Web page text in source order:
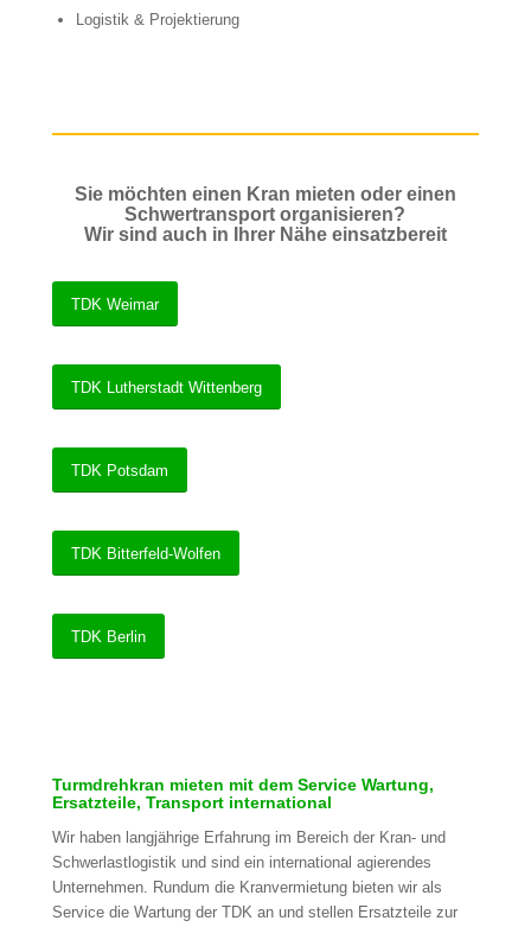
Logistik & Projektierung
Sie möchten einen Kran mieten oder einen
Schwertransport organisieren?
Wir sind auch in Ihrer Nähe einsatzbereit
TDK Weimar
TDK Lutherstadt Wittenberg
TDK Potsdam
TDK Bitterfeld-Wolfen
TDK Berlin
Turmdrehkran mieten mit dem Service Wartung,
Ersatzteile, Transport international
Wir haben langjährige Erfahrung im Bereich der Kran- und
Schwerlastlogistik und sind ein international agierendes
Unternehmen. Rundum die Kranvermietung bieten wir als
Service die Wartung der TDK an und stellen Ersatzteile zur